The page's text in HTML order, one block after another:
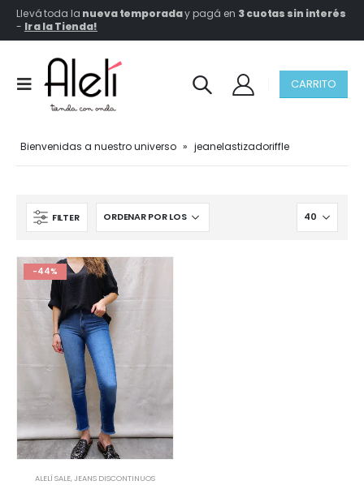
Llevá toda la nueva temporaday pagá en 3 cuotas sin interés
- Ir a la Tienda!
CARRITO
Bienvenidas a nuestro universo » jeanelastizadoriffle
FILTER
-44%
ALELÍ SALE,JEANS DISCONTINUOS